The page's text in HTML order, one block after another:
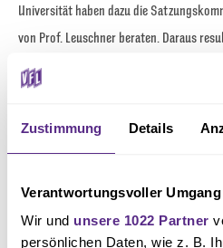
Zustimmung Details
Verantwortungsvoller
Wir und unsere 1022 Partner
persönlichen Daten, wie z. B.
Universität haben dazu die
von Prof. Leuschner beraten. Daraus
werden bei den
diskutiert und über den